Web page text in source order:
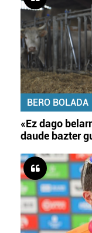
BERO BOLADA
«Ez dago
daude bazter